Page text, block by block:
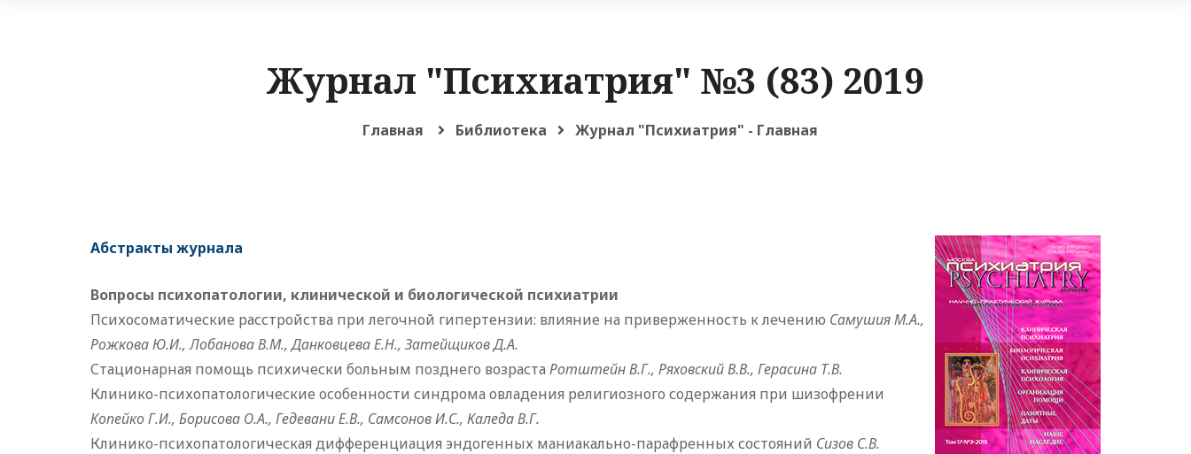
Журнал "Психиатрия" №3 (83) 2019
Главная Библиотека Журнал "Психиатрия" - Главная
Абстракты журнала
Вопросы психопатологии, клинической и биологической психиатрии
Психосоматические расстройства при легочной гипертензии: влияние на приверженность к лечению Самушия М.А.,
Рожкова Ю.И., Лобанова В.М., Данковцева Е.Н., Затейщиков Д.А.
Стационарная помощь психически больным позднего возраста Ротштейн В.Г., Ряховский В.В., Герасина Т.В.
Клинико-психопатологические особенности синдрома овладения религиозного содержания при шизофрении
Копейко Г.И., Борисова О.А., Гедевани Е.В., Самсонов И.С., Каледа В.Г.
Клинико-психопатологическая дифференциация эндогенных маниакально-парафренных состояний Сизов С.В.